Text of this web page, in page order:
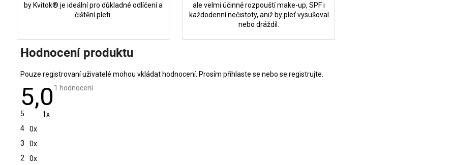
by Kvitok® je ideální pro důkladné odlíčení a
čištění pleti.
ale velmi účinně rozpouští make-up, SPF i
každodenní nečistoty, aniž by pleť vysušoval
nebo dráždil.
Hodnocení produktu
Pouze registrovaní uživatelé mohou vkládat hodnocení. Prosím přihlaste se nebo se registrujte
5,0 Průměrné
1 hodnocení
5
1x
4
0x
3
0x
2
0x